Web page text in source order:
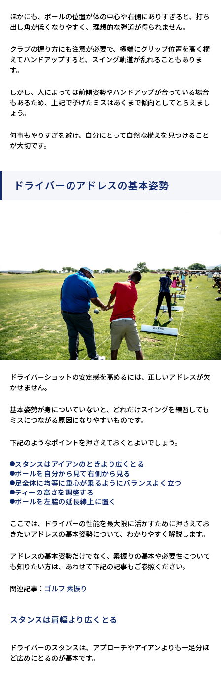
ほかにも、ボールの位置が体の中心や右側にありすぎると、打ち
出し角が低くなりやすく、理想的な弾道が得られません。
クラブの握り方にも注意が必要で、極端にグリップ位置を高く構
えてハンドアップすると、スイング軌道が乱れることもありま
す。
しかし、人によっては前傾姿勢やハンドアップが合っている場合
もあるため、上記で挙げたミスはあくまで傾向としてとらえまし
ょう。
何事もやりすぎを避け、自分にとって自然な構えを見つけること
が大切です。
ドライバーのアドレスの基本姿勢
ドライバーショットの安定感を高めるには、正しいアドレスが欠
かせません。
基本姿勢が身についていないと、どれだけスイングを練習しても
ミスにつながる原因になりやすいものです。
下記のようなポイントを押さえておくとよいでしょう。
スタンスはアイアンのときより広くとる
ボールを自分から見て右側から見る
足全体に均等に重心が乗るようにバランスよく立つ
ティーの高さを調整する
ボールを左脇の延長線上に置く
ここでは、ドライバーの性能を最大限に活かすために押さえてお
きたいアドレスの基本姿勢について、わかりやすく解説します。
アドレスの基本姿勢だけでなく、素振りの基本や必要性について
も知りたい方は、あわせて下記の記事もご参照ください。
関連記事： ゴルフ 素振り
スタンスは肩幅より広くとる
ドライバーのスタンスは、アプローチやアイアンよりも一足分ほ
ど広めにとるのが基本です。